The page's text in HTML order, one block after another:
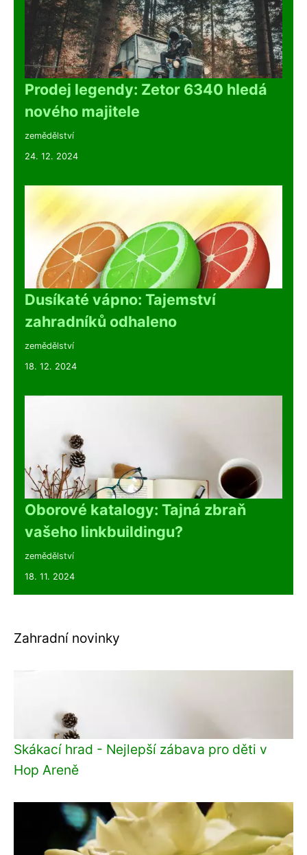
Prodej legendy: Zetor 6340 hledá
nového majitele
zemědělství
24. 12. 2024
Dusíkaté vápno: Tajemství
zahradníků odhaleno
zemědělství
18. 12. 2024
Oborové katalogy: Tajná zbraň
vašeho linkbuildingu?
zemědělství
18. 11. 2024
Zahradní novinky
Skákací hrad - Nejlepší zábava pro děti v
Hop Areně